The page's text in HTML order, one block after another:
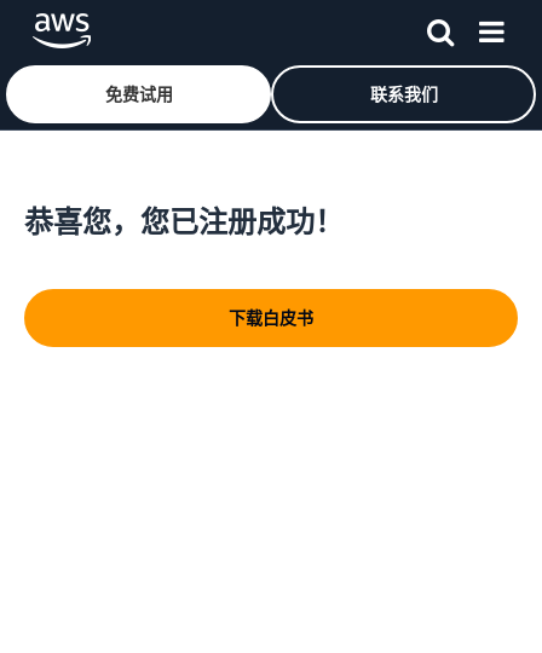
免费试用 联系我们
恭喜您，您已注册成功！
下载白皮书